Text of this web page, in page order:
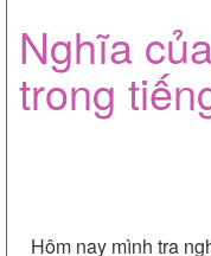
Nghĩa
trong
Hôm nay mình tra